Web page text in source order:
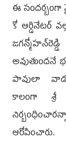
‌ఈ సందర్బంగా
కో ఆర్డినేటర్
అవుతుందనే
పావులా
కాలంగా శ్రీ
ఆరోపించారు.